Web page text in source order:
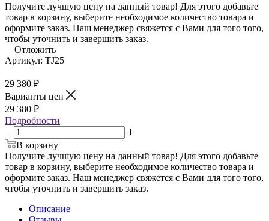
Получите лучшую цену на данный товар! Для этого добавьте
товар в корзину, выберите необходимое количество товара и
оформите заказ. Наш менеджер свяжется с Вами для того того,
чтобы уточнить и завершить заказ.
Отложить
Артикул: TJ25
29 380 ₽
Варианты цен
29 380 ₽
Подробности
В корзину
Получите лучшую цену на данный товар! Для этого добавьте
товар в корзину, выберите необходимое количество товара и
оформите заказ. Наш менеджер свяжется с Вами для того того,
чтобы уточнить и завершить заказ.
Описание